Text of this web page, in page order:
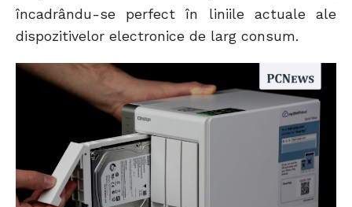
încadrându-se perfect în liniile actuale ale
dispozitivelor electronice de larg consum.